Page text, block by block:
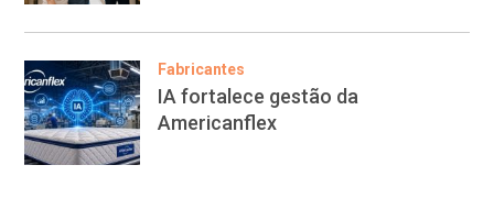
Fabricantes
IA fortalece gestão da
Americanflex